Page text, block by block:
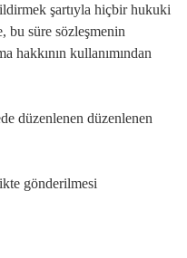
şartıyla hiçbir hukuki
bu süre sözleşmenin
hakkının kullanımından
düzenlenen düzenlenen
gönderilmesi